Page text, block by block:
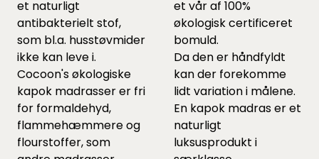
et naturligt
antibakterielt stof,
som bl.a. husstøvmider
ikke kan leve i.
Cocoon's økologiske
kapok madrasser er fri
for formaldehyd,
flammehæmmere og
flourstoffer, som
et vår af 100%
økologisk certificeret
bomuld.
Da den er håndfyldt
kan der forekomme
lidt variation i målene.
En kapok madras er et
naturligt
luksusprodukt i